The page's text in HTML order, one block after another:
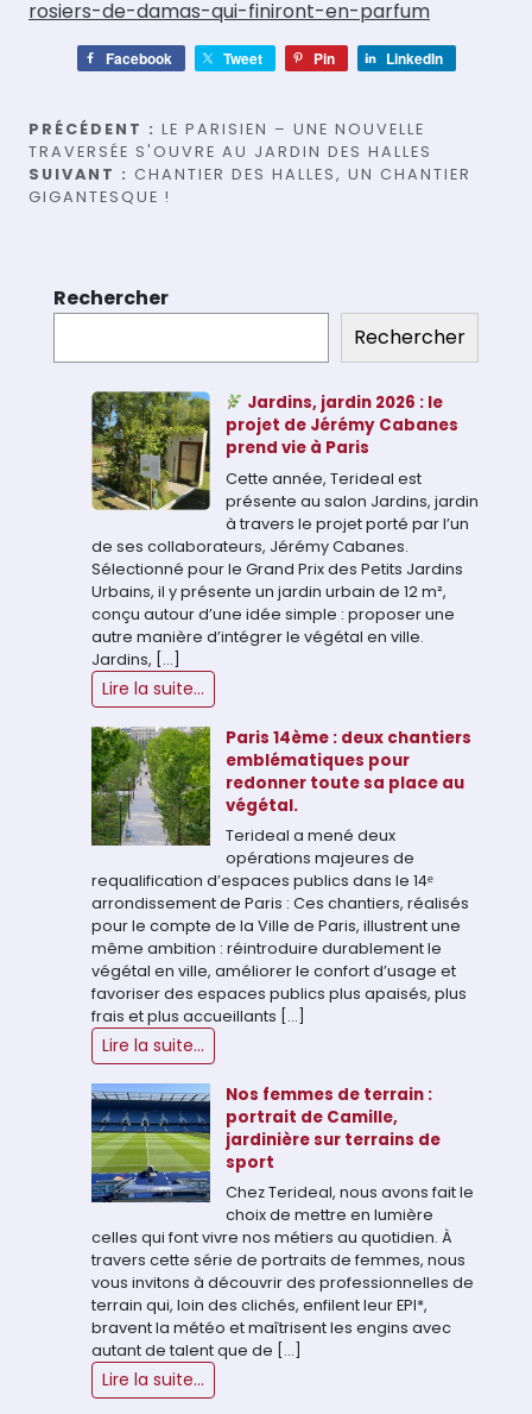
rosiers-de-damas-qui-finiront-en-parfum
Facebook Tweet Pin LinkedIn
Navigation
de
PRÉCÉDENT : LE PARISIEN – UNE NOUVELLE
TRAVERSÉE S'OUVRE AU JARDIN DES HALLES
SUIVANT : CHANTIER DES HALLES, UN CHANTIER
GIGANTESQUE !
Rechercher
Rechercher
Jardins, jardin 2026 : le
projet de Jérémy Cabanes
prend vie à Paris
Cette année, Terideal est
présente au salon Jardins, jardin
à travers le projet porté par l’un
de ses collaborateurs, Jérémy Cabanes.
Sélectionné pour le Grand Prix des Petits Jardins
Urbains, il y présente un jardin urbain de 12 m²,
conçu autour d’une idée simple : proposer une
autre manière d’intégrer le végétal en ville.
Jardins, […]
Lire la suite...
Paris 14ème : deux chantiers
emblématiques pour
redonner toute sa place au
végétal.
Terideal a mené deux
opérations majeures de
requalification d’espaces publics dans le 14ᵉ
arrondissement de Paris : Ces chantiers, réalisés
pour le compte de la Ville de Paris, illustrent une
même ambition : réintroduire durablement le
végétal en ville, améliorer le confort d’usage et
favoriser des espaces publics plus apaisés, plus
frais et plus accueillants […]
Lire la suite...
Nos femmes de terrain :
portrait de Camille,
jardinière sur terrains de
sport
Chez Terideal, nous avons fait le
choix de mettre en lumière
celles qui font vivre nos métiers au quotidien. À
travers cette série de portraits de femmes, nous
vous invitons à découvrir des professionnelles de
terrain qui, loin des clichés, enfilent leur EPI*,
bravent la météo et maîtrisent les engins avec
autant de talent que de […]
Lire la suite...